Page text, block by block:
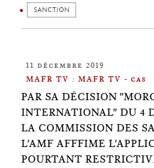
SANCTION
11 décembre 2019
MAFR TV : MAFR TV - cas
PAR SA DÉCISION
INTERNATIONAL" DU 4
LA COMMISSION DES
L'AMF AFFFIME
POURTANT